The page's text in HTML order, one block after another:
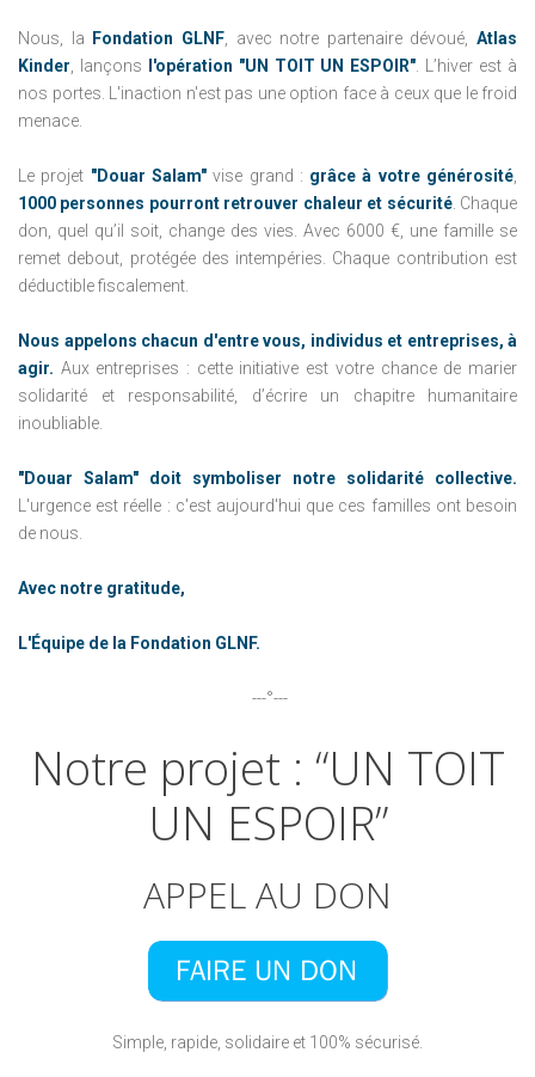
Nous, la Fondation GLNF, avec notre partenaire dévoué, Atlas
Kinder , lançons l'opération "UN TOIT UN ESPOIR" . L’hiver est à
nos portes. L'inaction n'est pas une option face à ceux que le froid
menace.
Le projet "Douar Salam"vise grand : grâce à votre générosité
1000 personnes pourront retrouver chaleur et sécurité. Chaque
don, quel qu’il soit, change des vies. Avec 6000 €, une famille se
remet debout, protégée des intempéries. Chaque contribution est
déductible fiscalement.
Nous appelons chacun d'entre vous, individus et entreprises, à
agir. Aux entreprises : cette initiative est votre chance de marier
solidarité et responsabilité, d’écrire un chapitre humanitaire
inoubliable.
"Douar Salam" doit symboliser notre solidarité collective.
L'urgence est réelle : c'est aujourd'hui que ces familles ont besoin
de nous.
Avec notre gratitude,
L'Équipe de la Fondation GLNF.
---°---
Notre projet : “UN TOIT
UN ESPOIR”
APPEL AU DON
Simple, rapide, solidaire et 100% sécurisé.